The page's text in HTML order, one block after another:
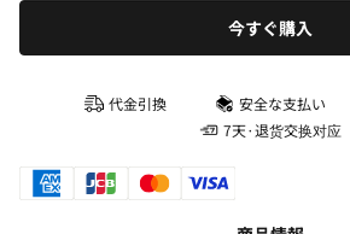
今すぐ購入
代金引換 安全な支払い
7天·退货交换对应